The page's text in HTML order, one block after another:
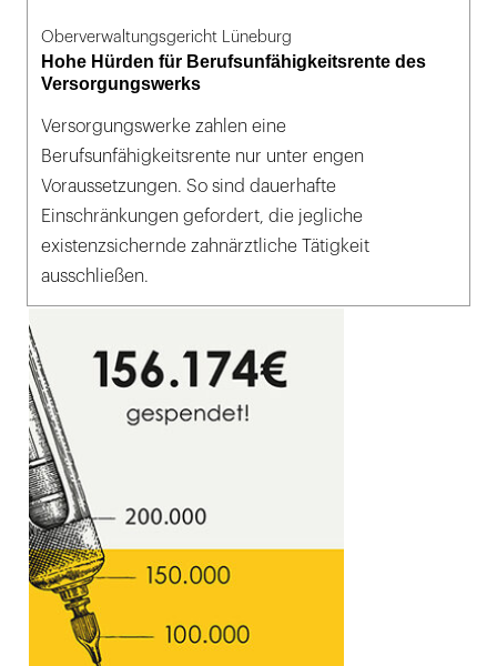
Oberverwaltungsgericht Lüneburg
Hohe Hürden für Berufsunfähigkeitsrente des
Versorgungswerks
Versorgungswerke zahlen eine
Berufsunfähigkeitsrente nur unter engen
Voraussetzungen. So sind dauerhafte
Einschränkungen gefordert, die jegliche
existenzsichernde zahnärztliche Tätigkeit
ausschließen.